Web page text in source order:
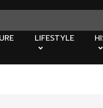
LIFESTYLE